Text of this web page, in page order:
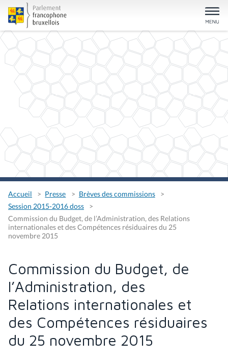
Accueil Presse
Brèves des commissions
Session 2015-2016 doss
Commission du Budget, de l’Administration, des Relations
internationales et des Compétences résiduaires du 25
novembre 2015
Commission du Budget, de
l’Administration, des
Relations internationales et
des Compétences résiduaires
du 25 novembre 2015